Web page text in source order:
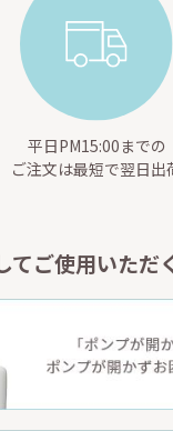
平日PM15:00までの
ご注文は最短で翌日出
てご使用いただ